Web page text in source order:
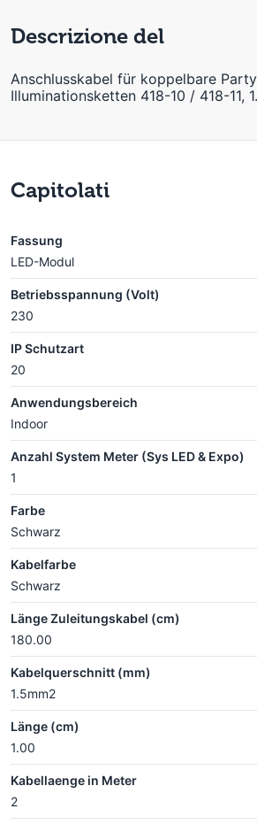
Descrizione del
Anschlusskabel für koppelbare
Illuminationsketten 418-10 / 418-11,
Capitolati
Fassung
LED-Modul
Betriebsspannung (Volt)
230
IP Schutzart
20
Anwendungsbereich
Indoor
Anzahl System Meter (Sys LED & Expo)
1
Farbe
Schwarz
Kabelfarbe
Schwarz
Länge Zuleitungskabel (cm)
180.00
Kabelquerschnitt (mm)
1.5mm2
Länge (cm)
1.00
Kabellaenge in Meter
2